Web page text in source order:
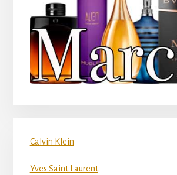
Calvin Klein
Yves Saint Laurent